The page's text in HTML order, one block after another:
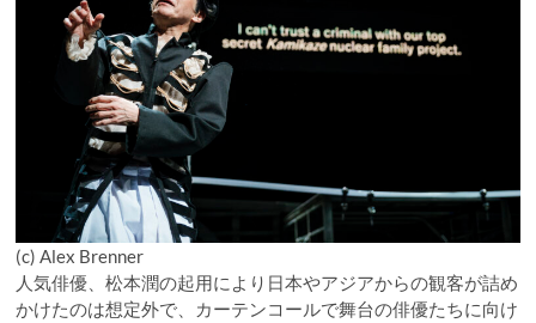
(c) Alex Brenner
人気俳優、松本潤の起用により日本やアジアからの観客が詰め
かけたのは想定外で、カーテンコールで舞台の俳優たちに向け